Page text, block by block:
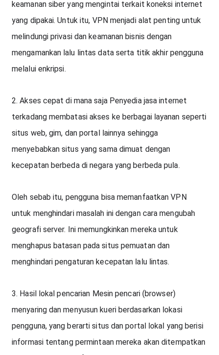
keamanan siber yang mengintai terkait koneksi internet
yang dipakai. Untuk itu, VPN menjadi alat penting untuk
melindungi privasi dan keamanan bisnis dengan
mengamankan lalu lintas data serta titik akhir pengguna
melalui enkripsi.
2. Akses cepat di mana saja Penyedia jasa internet
terkadang membatasi akses ke berbagai layanan seperti
situs web, gim, dan portal lainnya sehingga
menyebabkan situs yang sama dimuat dengan
kecepatan berbeda di negara yang berbeda pula.
Oleh sebab itu, pengguna bisa memanfaatkan VPN
untuk menghindari masalah ini dengan cara mengubah
geografi server. Ini memungkinkan mereka untuk
menghapus batasan pada situs pemuatan dan
menghindari pengaturan kecepatan lalu lintas.
3. Hasil lokal pencarian Mesin pencari (browser)
menyaring dan menyusun kueri berdasarkan lokasi
pengguna, yang berarti situs dan portal lokal yang berisi
informasi tentang permintaan mereka akan ditempatkan